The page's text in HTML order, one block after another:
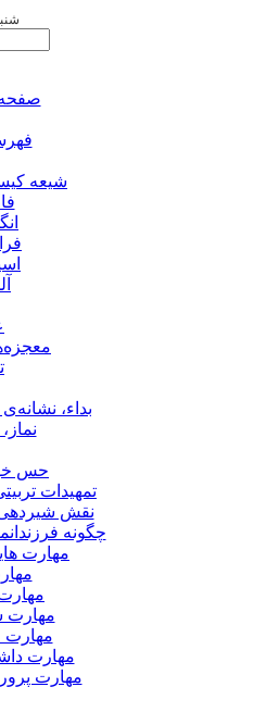
شنبه, 16
شیعه
بداء،
حس
تمهیدات
نقش شیردهی
چگونه
مهارت
مهارت
مهارت
مهارت
مهارت